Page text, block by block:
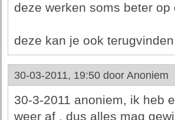
deze werken soms beter op
deze kan je ook
30-03-2011, 19:50 door Anoniem
30-3-2011 anoniem, ik heb
weer af , dus alles mag